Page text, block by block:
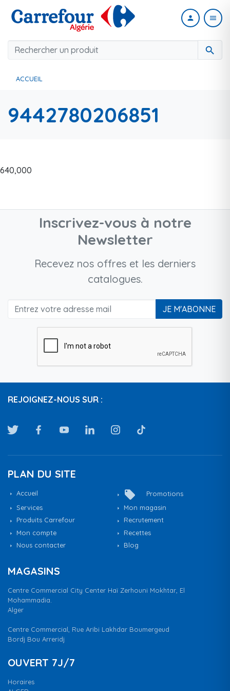
search
person menu
ACCUEIL
9442780206851
640,000
Inscrivez-vous à notre
Newsletter
Recevez nos offres et les derniers
catalogues.
JE M'ABONNE
REJOIGNEZ-NOUS SUR :
PLAN DU SITE
Accueil local_offer
Promotions
Services
Mon magasin
Produits Carrefour
Recrutement
Mon compte
Recettes
Nous contacter
Blog
MAGASINS
Centre Commercial City Center Haï Zerhouni Mokhtar, El
Mohammadia.
Alger
Centre Commercial, Rue Aribi Lakhdar Boumergeud
Bordj Bou Arreridj
OUVERT 7J/7
Horaires